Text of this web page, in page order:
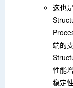
这也
端的
性能
稳定